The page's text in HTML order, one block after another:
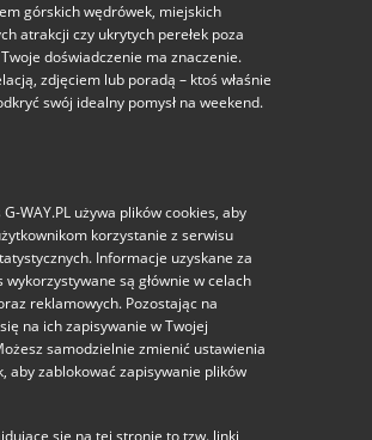
górskich wędrówek, miejskich
atrakcji czy ukrytych perełek poza
doświadczenie ma znaczenie.
zdjęciem lub poradą – ktoś właśnie
swój idealny pomysł na weekend.
G-WAY.PL używa plików cookies, aby
korzystanie z serwisu
Informacje uzyskane za
wykorzystywane są głównie w celach
reklamowych. Pozostając na
na ich zapisywanie w Twojej
samodzielnie zmienić ustawienia
aby zablokować zapisywanie plików
się na tej stronie to tzw. linki